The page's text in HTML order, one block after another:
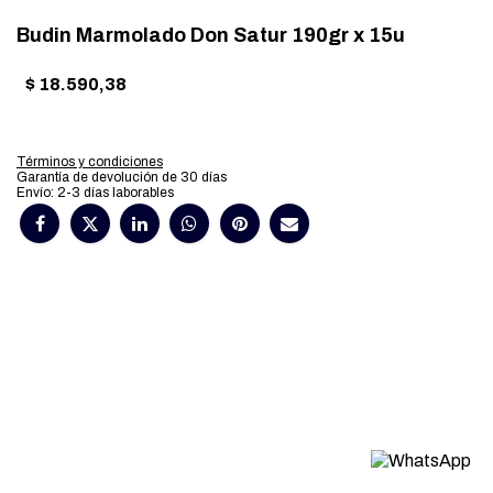
Budin Marmolado Don Satur 190gr x 15u
$ 18.590,38
Términos y condiciones
Garantía de devolución de 30 días
Envío: 2-3 días laborables